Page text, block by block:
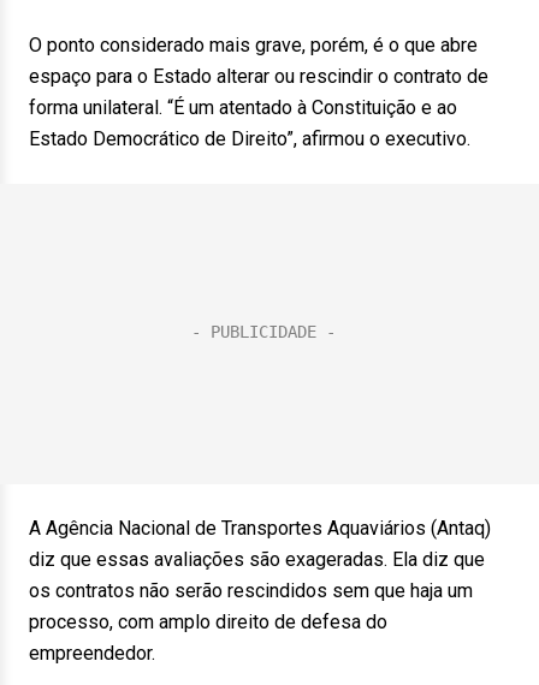
O ponto considerado mais grave, porém, é o que abre
espaço para o Estado alterar ou rescindir o contrato de
forma unilateral. “É um atentado à Constituição e ao
Estado Democrático de Direito”, afirmou o executivo.
A Agência Nacional de Transportes Aquaviários (Antaq)
diz que essas avaliações são exageradas. Ela diz que
os contratos não serão rescindidos sem que haja um
processo, com amplo direito de defesa do
empreendedor.